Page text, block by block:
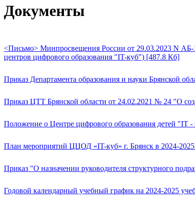
Документы
<Письмо> Минпросвещения России от 29.03.2023 N
центров цифрового образования "IT-куб") [487.8 Кб]
Приказ Департамента образования и науки Брянской
Приказ ЦТТ Брянской области от 24.02.2021 № 24 "О
Положение о Центре цифрового образования детей "IT
План мероприятий ЦЦОД «IT-куб» г. Брянск в 2024-
Приказ "О назначении руководителя структурного
Годовой календарный учебный график на 2024-2025